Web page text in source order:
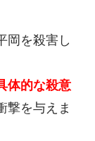
岡を殺害し
体的な殺意
撃を与えま